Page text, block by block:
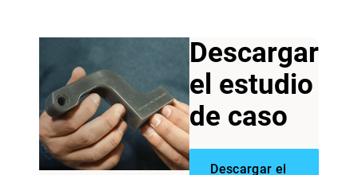
Descargar
el estudio
de caso
Descargar el